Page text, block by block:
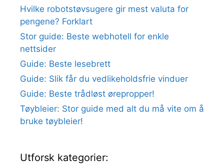
Hvilke robotstøvsugere gir mest valuta for
pengene? Forklart
Stor guide: Beste webhotell for enkle
nettsider
Guide: Beste lesebrett
Guide: Slik får du vedlikeholdsfrie vinduer
Guide: Beste trådløst ørepropper!
Tøybleier: Stor guide med alt du må vite om å
bruke tøybleier!
Utforsk kategorier: